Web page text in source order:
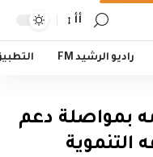
أأ
راديو الرشيد FM
بمواصلة دعم
التنموية